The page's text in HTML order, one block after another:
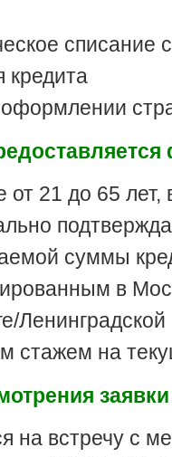
списание
кредита
от 21 до 65 лет,
суммы
в
Ленинградской
стажем на
на встречу с